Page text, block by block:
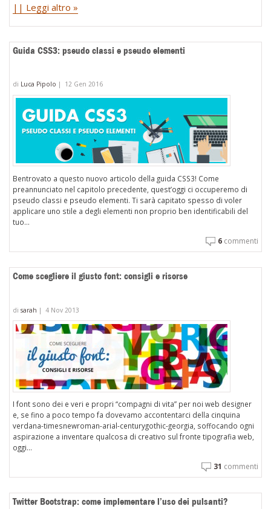
|| Leggi altro »
Guida CSS3: pseudo classi e pseudo elementi
di Luca Pipolo | 12 Gen 2016
Bentrovato a questo nuovo articolo della guida CSS3! Come
preannunciato nel capitolo precedente, quest’oggi ci occuperemo di
pseudo classi e pseudo elementi. Ti sarà capitato spesso di voler
applicare uno stile a degli elementi non proprio ben identificabili del
tuo...
6 commenti
Come scegliere il giusto font: consigli e risorse
di sarah | 4 Nov 2013
I font sono dei e veri e propri “compagni di vita” per noi web designer
e, se fino a poco tempo fa dovevamo accontentarci della cinquina
verdana-timesnewroman-arial-centurygothic-georgia, soffocando ogni
aspirazione a inventare qualcosa di creativo sul fronte tipografia web,
oggi...
31 commenti
Twitter Bootstrap: come implementare l’uso dei pulsanti?